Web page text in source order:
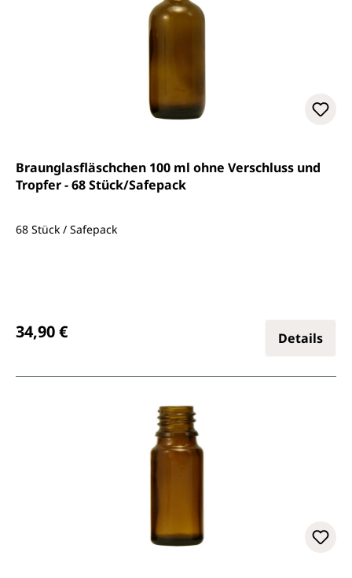
Braunglasfläschchen 100 ml ohne Verschluss und
Tropfer - 68 Stück/Safepack
68 Stück / Safepack
34,90 € Details